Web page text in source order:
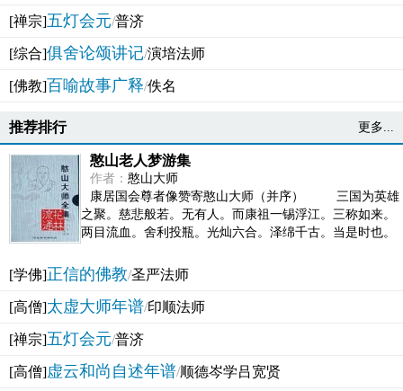
[禅宗]五灯会元/普济
[综合]俱舍论颂讲记/演培法师
[佛教]百喻故事广释/佚名
推荐排行 更多...
憨山老人梦游集
作者： 憨山大师
康居国会尊者像赞寄憨山大师（并序） 三国为英雄
之聚。慈悲般若。无有人。而康祖一锡浮江。三称如来。
两目流血。舍利投瓶。光灿六合。泽绵千古。当是时也。
[学佛]正信的佛教/圣严法师
[高僧]太虚大师年谱/印顺法师
[禅宗]五灯会元/普济
[高僧]虚云和尚自述年谱/顺德岑学吕宽贤